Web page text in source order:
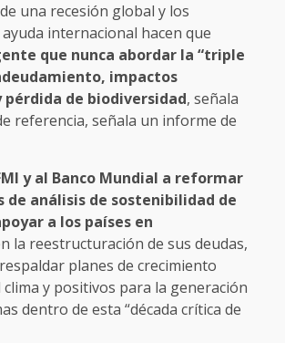
una recesión global y los
internacional hacen que
que nunca abordar la “triple
impactos
pérdida de biodiversidad, señala
referencia, señala un informe de
y al Banco Mundial a reformar
de análisis de sostenibilidad de
a los países en
la reestructuración de sus deudas,
planes de crecimiento
y positivos para la generación
dentro de esta “década crítica de